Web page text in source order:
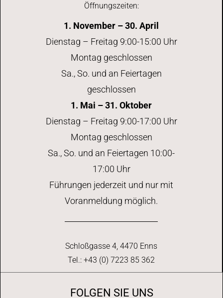
Öffnungszeiten:
1. November – 30. April
Dienstag – Freitag 9:00-15:00 Uhr
Montag geschlossen
Sa., So. und an Feiertagen
geschlossen
1. Mai – 31. Oktober
Dienstag – Freitag 9:00-17:00 Uhr
Montag geschlossen
Sa., So. und an Feiertagen 10:00-
17:00 Uhr
Führungen jederzeit und nur mit
Voranmeldung möglich.
Schloßgasse 4, 4470 Enns
Tel.: +43 (0) 7223 85 362
FOLGEN SIE UNS